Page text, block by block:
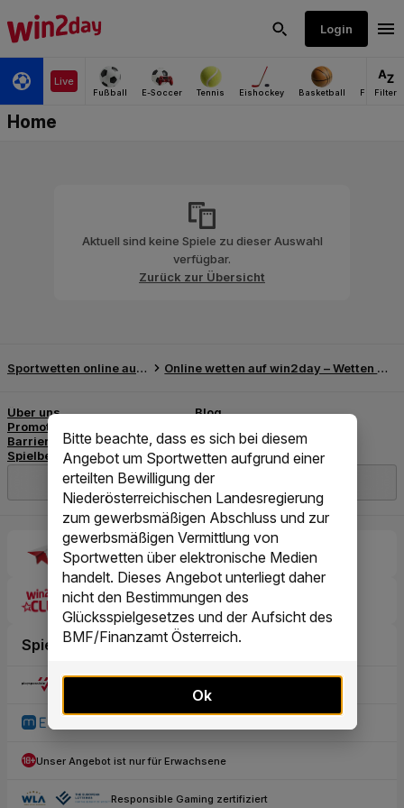
Bitte beachte, dass es sich bei diesem
Angebot um Sportwetten aufgrund einer
erteilten Bewilligung der
Niederösterreichischen Landesregierung
zum gewerbsmäßigen Abschluss und zur
gewerbsmäßigen Vermittlung von
Sportwetten über elektronische Medien
handelt. Dieses Angebot unterliegt daher
nicht den Bestimmungen des
Glücksspielgesetzes und der Aufsicht des
BMF/Finanzamt Österreich.
Ok
Aktuell sind keine Spiele zu dieser Auswahl
verfügbar.
Zurück zur Übersicht